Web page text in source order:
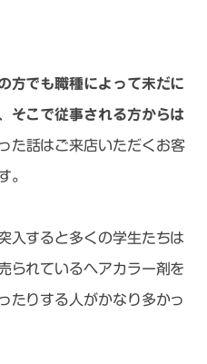
方でも職種によって未だに
そこで従事される方からは
た話はご来店いただくお客
。
入すると多くの学生たちは
られているヘアカラー剤を
たりする人がかなり多かっ